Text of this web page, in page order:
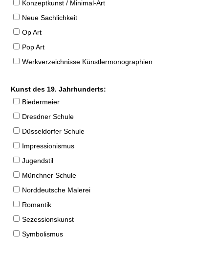
Konzeptkunst / Minimal-Art
Neue Sachlichkeit
Op Art
Pop Art
Werkverzeichnisse Künstlermonographien
Kunst des 19. Jahrhunderts:
Biedermeier
Dresdner Schule
Düsseldorfer Schule
Impressionismus
Jugendstil
Münchner Schule
Norddeutsche Malerei
Romantik
Sezessionskunst
Symbolismus